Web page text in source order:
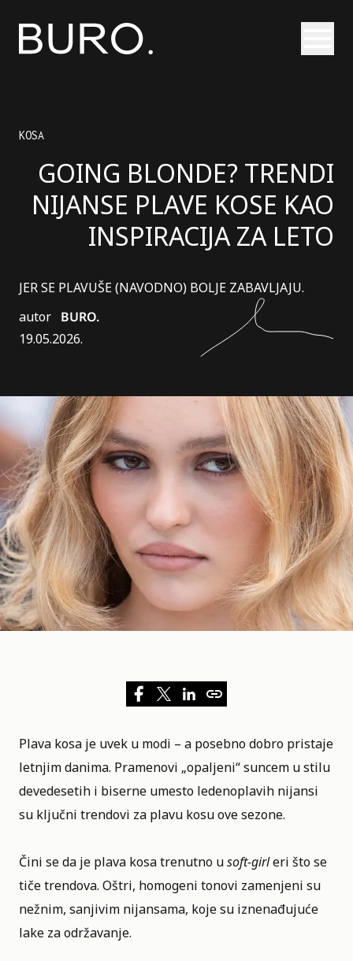
KOSA
GOING BLONDE? TRENDI
NIJANSE PLAVE KOSE KAO
INSPIRACIJA ZA LETO
JER SE PLAVUŠE (NAVODNO) BOLJE ZABAVLJAJU.
autor BURO.
19.05.2026.
Plava kosa je uvek u modi – a posebno dobro pristaje
letnjim danima. Pramenovi „opaljeni“ suncem u stilu
devedesetih i biserne umesto ledenoplavih nijansi
su ključni trendovi za plavu kosu ove sezone.
Čini se da je plava kosa trenutno usoft-girleri što se
tiče trendova. Oštri, homogeni tonovi zamenjeni su
nežnim, sanjivim nijansama, koje su iznenađujuće
lake za održavanje.